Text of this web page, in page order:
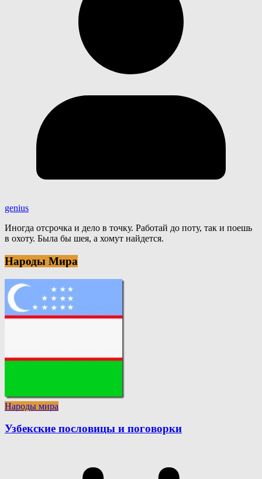
genius
Иногда отсрочка и дело в точку. Работай до поту, так и поешь
в охоту. Была бы шея, а хомут найдется.
Народы Мира
Народы мира
Узбекские пословицы и поговорки